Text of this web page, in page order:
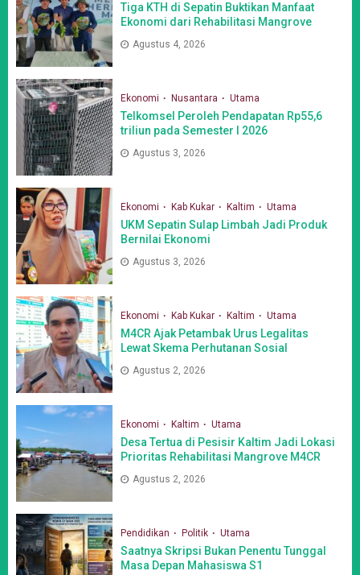
Tiga KTH di Sepatin Buktikan Manfaat
Ekonomi dari Rehabilitasi Mangrove
Agustus 4, 2026
Ekonomi Nusantara Utama
Telkomsel Peroleh Pendapatan Rp55,6
triliun pada Semester I 2026
Agustus 3, 2026
Ekonomi Kab Kukar Kaltim Utama
UKM Sepatin Sulap Limbah Jadi Produk
Bernilai Ekonomi
Agustus 3, 2026
Ekonomi Kab Kukar Kaltim Utama
M4CR Ajak Petambak Urus Legalitas
Lewat Skema Perhutanan Sosial
Agustus 2, 2026
Ekonomi Kaltim Utama
Desa Tertua di Pesisir Kaltim Jadi Lokasi
Prioritas Rehabilitasi Mangrove M4CR
Agustus 2, 2026
Pendidikan Politik Utama
Saatnya Skripsi Bukan Penentu Tunggal
Masa Depan Mahasiswa S1